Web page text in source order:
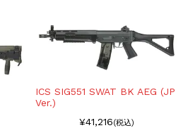
ICS SIG551 SWAT BK AEG (JP
Ver.)
¥41,216(税込)